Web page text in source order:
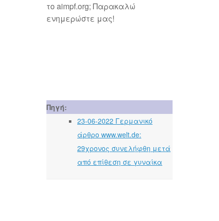
το aimpf.org; Παρακαλώ
ενημερώστε μας!
Πηγή:
23-06-2022 Γερμανικό
άρθρο www.welt.de:
29χρονος συνελήφθη μετά
από επίθεση σε γυναίκα